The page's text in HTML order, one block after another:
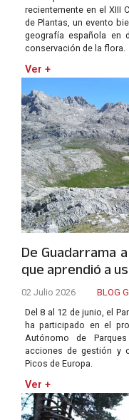
recientemente en el XIII
de Plantas, un evento
geografía española en
conservación de la flora.
Ver +
De Guadarrama
que aprendió a
02 Julio 2026
BLOG
Del 8 al 12 de junio, el
ha participado en el
Autónomo de
acciones de gestión y
Picos de Europa.
Ver +